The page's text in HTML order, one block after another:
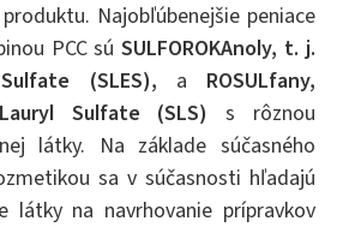
Najobľúbenejšie peniace
PCC súSULFOROKAnoly, t. j.
(SLES), a ROSULfany,
Sulfate (SLS) s rôznou
látky. Na základe súčasného
sa v súčasnosti hľadajú
látky na navrhovanie prípravkov